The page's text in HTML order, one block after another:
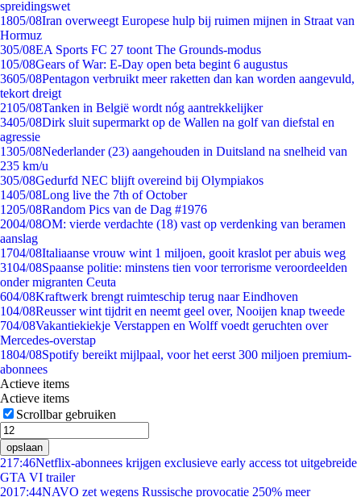
spreidingswet
1805/08Iran overweegt Europese hulp bij ruimen mijnen in Straat van
Hormuz
305/08EA Sports FC 27 toont The Grounds-modus
105/08Gears of War: E-Day open beta begint 6 augustus
3605/08Pentagon verbruikt meer raketten dan kan worden aangevuld,
tekort dreigt
2105/08Tanken in België wordt nóg aantrekkelijker
3405/08Dirk sluit supermarkt op de Wallen na golf van diefstal en
agressie
1305/08Nederlander (23) aangehouden in Duitsland na snelheid van
235 km/u
305/08Gedurfd NEC blijft overeind bij Olympiakos
1405/08Long live the 7th of October
1205/08Random Pics van de Dag #1976
2004/08OM: vierde verdachte (18) vast op verdenking van beramen
aanslag
1704/08Italiaanse vrouw wint 1 miljoen, gooit kraslot per abuis weg
3104/08Spaanse politie: minstens tien voor terrorisme veroordeelden
onder migranten Ceuta
604/08Kraftwerk brengt ruimteschip terug naar Eindhoven
104/08Reusser wint tijdrit en neemt geel over, Nooijen knap tweede
704/08Vakantiekiekje Verstappen en Wolff voedt geruchten over
Mercedes-overstap
1804/08Spotify bereikt mijlpaal, voor het eerst 300 miljoen premium-
abonnees
Actieve items
Actieve items
Scrollbar gebruiken
opslaan
217:46Netflix-abonnees krijgen exclusieve early access tot uitgebreide
GTA VI trailer
2017:44NAVO zet wegens Russische provocatie 250% meer